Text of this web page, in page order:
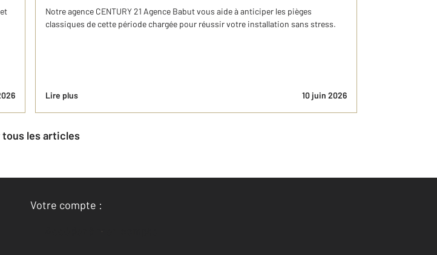
Notre agence CENTURY 21 Agence Babut vous aide à anticiper les pièges
classiques de cette période chargée pour réussir votre installation sans stress.
Lire plus 10 juin 2026
tous les articles
Votre compte :
Accéder à mon compte